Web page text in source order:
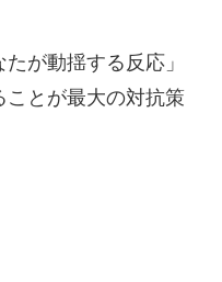
が動揺する反応」
ことが最大の対抗策